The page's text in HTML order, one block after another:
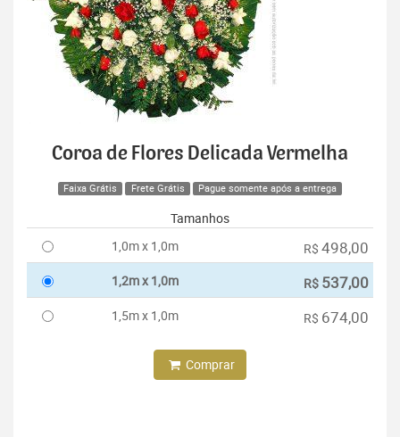
Coroa de Flores Delicada Vermelha
Faixa Grátis Frete Grátis Pague somente após a entrega
Tamanhos
1,0m x 1,0m
R$ 498,00
1,2m x 1,0m R$ 537,00
1,5m x 1,0m R$ 674,00
Comprar